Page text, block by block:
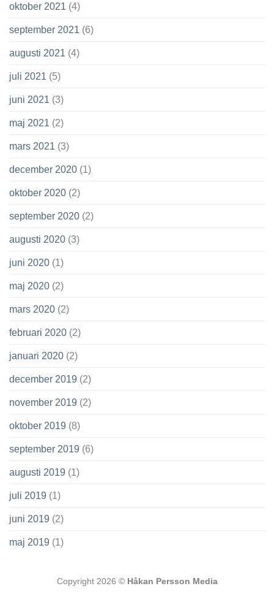
oktober 2021 (4)
september 2021 (6)
augusti 2021 (4)
juli 2021 (5)
juni 2021 (3)
maj 2021 (2)
mars 2021 (3)
december 2020 (1)
oktober 2020 (2)
september 2020 (2)
augusti 2020 (3)
juni 2020 (1)
maj 2020 (2)
mars 2020 (2)
februari 2020 (2)
januari 2020 (2)
december 2019 (2)
november 2019 (2)
oktober 2019 (8)
september 2019 (6)
augusti 2019 (1)
juli 2019 (1)
juni 2019 (2)
maj 2019 (1)
Copyright 2026 © Håkan Persson Media